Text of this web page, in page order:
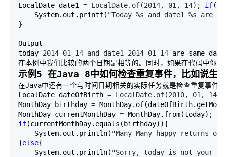
LocalDate date1 = LocalDate.of(2014, 01, 14); if
    System.out.printf(
"Today %s and date1 %s are
}
Output
today 2014-01-14 and date1 2014-01-14 are same date
在本例中我们比较的两个日期是相等的。同时，如果在代码中你
示例5 在Java 8中如何检查重复事件，比如说生日
在Java中还有一个与时间日期相关的实际任务就是检查重复事件
LocalDate dateOfBirth = LocalDate.of(2010, 01, 14
MonthDay birthday =
MonthDay currentMonthDay =
if(currentMonthDay.equals(birthday)){
    System.out.println(
"Many Many happy returns
}else{
    System.out.println(
"Sorry, today is not your